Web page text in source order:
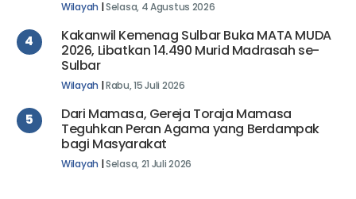
Wilayah |Selasa, 4 Agustus 2026
4
Kakanwil Kemenag Sulbar Buka MATA MUDA
2026, Libatkan 14.490 Murid Madrasah se-
Sulbar
Wilayah |Rabu, 15 Juli 2026
5
Dari Mamasa, Gereja Toraja Mamasa
Teguhkan Peran Agama yang Berdampak
bagi Masyarakat
Wilayah |Selasa, 21 Juli 2026